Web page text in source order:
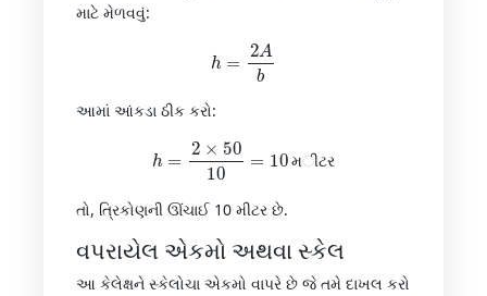
માટે મેળવવું:
A b
આમાં આંકડા ઠીક કરો:
2×5010
તો, ત્રિકોણની ઊંચાઈ 10 મીટર છે.
વપરાયેલ એકમો અથવા સ્કેલ
આ કેલેક્ષને સ્કેલોચા એકમો વાપરે છે જે તમે દાખલ કરો